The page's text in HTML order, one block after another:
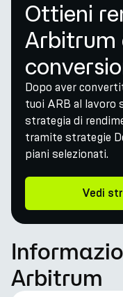
Ottieni
Arbitrum
Dopo aver
tuoi ARB al lavoro
strategia di
tramite strategie
piani selezionati.
Vedi
Arbitrum